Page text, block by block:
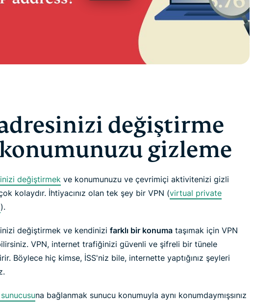
değiştirme
gizleme
değiştirmek ve konumunuzu ve çevrimiçi aktivitenizi gizli
kolaydır. İhtiyacınız olan tek şey bir VPN (virtual private
).
değiştirmek ve kendinizi farklı bir konuma taşımak için VPN
VPN, internet trafiğinizi güvenli ve şifreli bir tünele
Böylece hiç kimse, İSS'niz bile, internette yaptığınız şeyleri
na bağlanmak sunucu konumuyla aynı konumdaymışsınız